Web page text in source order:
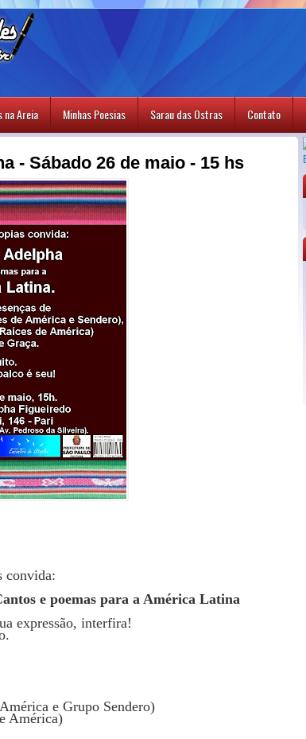
na Areia Minhas Poesias Sarau das Ostras Contato
- Sábado 26 de maio - 15 hs
convida:
e poemas para a América Latina
expressão, interfira!
e Grupo Sendero)
América)